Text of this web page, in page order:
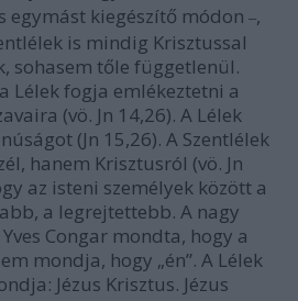
egymást kiegészítő módon –,
is mindig Krisztussal
sohasem tőle függetlenül.
Lélek fogja emlékeztetni a
(vö. Jn 14,26). A Lélek
(Jn 15,26). A Szentlélek
hanem Krisztusról (vö. Jn
az isteni személyek között a
a legrejtettebb. A nagy
Congar mondta, hogy a
mondja, hogy „én”. A Lélek
Jézus Krisztus. Jézus